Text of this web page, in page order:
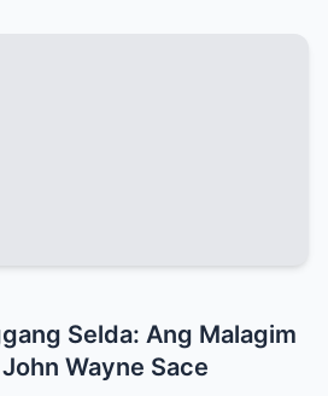
Selda: Ang Malagim
Wayne Sace